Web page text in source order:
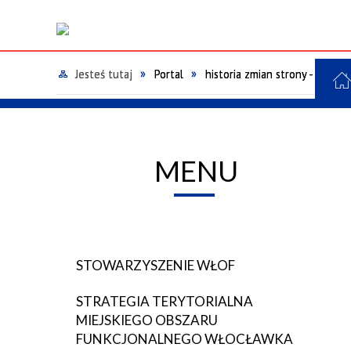
CZŁONKOWIE STOWARZYSZENIA
I AKTUALIZACJA STRATEGII
TERYTORIALNEJ
II
REALIZOWANE
Jesteś tutaj Portal historia zmian strony - STATUT
MENU
STOWARZYSZENIE WŁOF
STRATEGIA TERYTORIALNA
MIEJSKIEGO OBSZARU
FUNKCJONALNEGO WŁOCŁAWKA